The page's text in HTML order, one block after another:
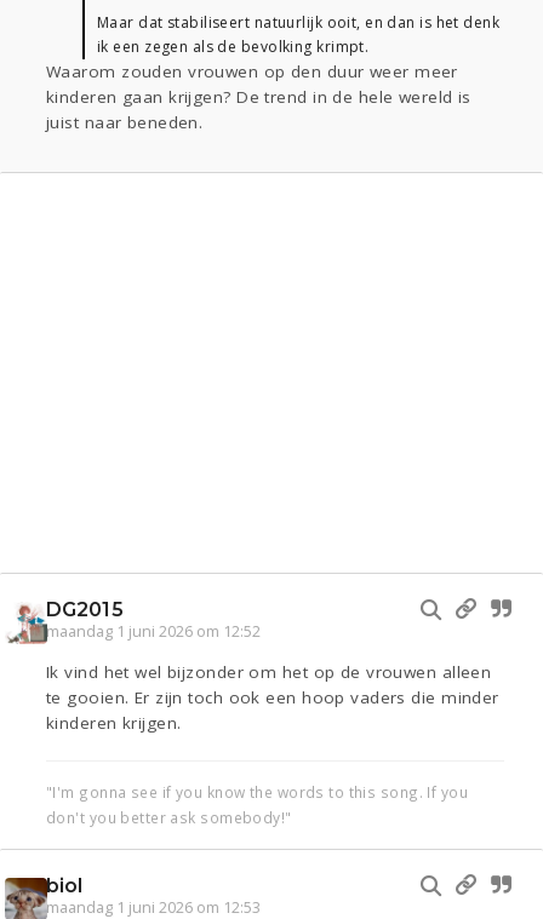
Maar dat stabiliseert natuurlijk ooit, en dan is het denk
ik een zegen als de bevolking krimpt.
Waarom zouden vrouwen op den duur weer meer
kinderen gaan krijgen? De trend in de hele wereld is
juist naar beneden.
DG2015
maandag 1 juni 2026 om 12:52
Ik vind het wel bijzonder om het op de vrouwen alleen
te gooien. Er zijn toch ook een hoop vaders die minder
kinderen krijgen.
"I'm gonna see if you know the words to this song. If you
don't you better ask somebody!"
biol
maandag 1 juni 2026 om 12:53